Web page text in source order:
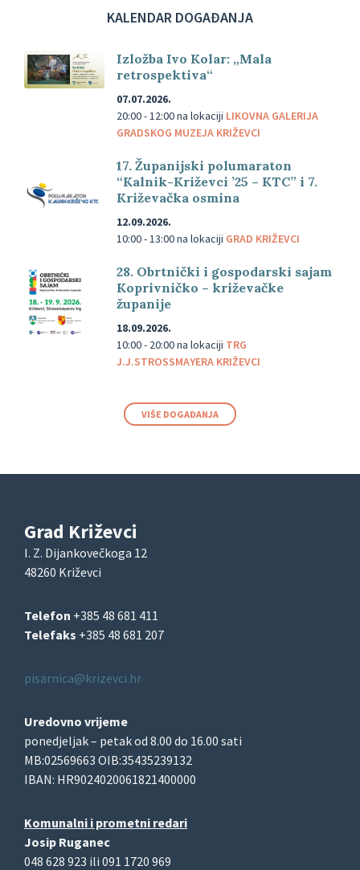
KALENDAR DOGAĐANJA
Izložba Ivo Kolar: „Mala
retrospektiva“
07.07.2026.
20:00 - 12:00na lokaciji LIKOVNA GALERIJA
GRADSKOG MUZEJA KRIŽEVCI
17. Županijski polumaraton
“Kalnik-Križevci ’25 – KTC” i 7.
Križevačka osmina
12.09.2026.
10:00 - 13:00na lokaciji GRAD KRIŽEVCI
28. Obrtnički i gospodarski sajam
Koprivničko – križevačke
županije
18.09.2026.
10:00 - 20:00na lokaciji TRG
J.J.STROSSMAYERA KRIŽEVCI
VIŠE DOGAĐANJA
Grad Križevci
I. Z. Dijankovečkoga 12
48260 Križevci
Telefon +385 48 681 411
Telefaks +385 48 681 207
pisarnica@krizevci.hr
Uredovno vrijeme
ponedjeljak – petak od 8.00 do 16.00 sati
MB:02569663 OIB:35435239132
IBAN: HR9024020061821400000
Komunalni i prometni redari
Josip Ruganec
048 628 923 ili 091 1720 969